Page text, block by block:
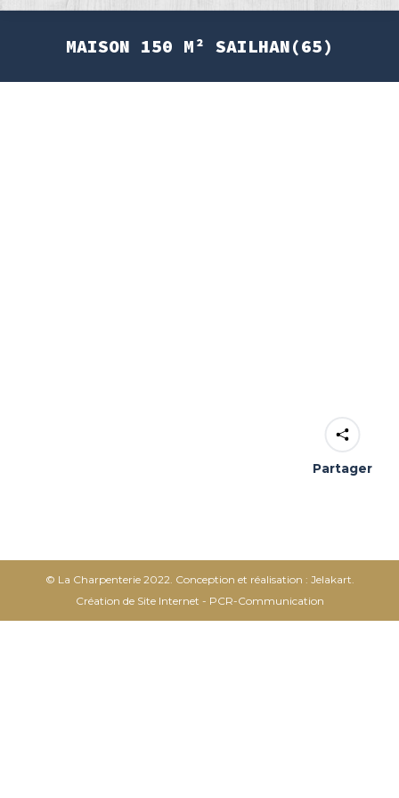
MAISON 150 M² SAILHAN(65)
Partager
© La Charpenterie 2022. Conception et réalisation : Jelakart.
Création de Site Internet - PCR-Communication